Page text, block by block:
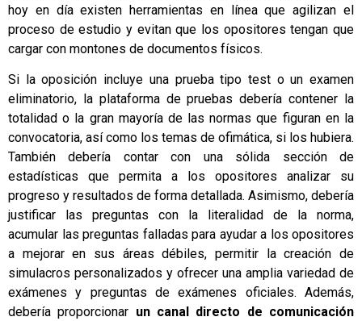
hoy en día existen herramientas en línea que agilizan el
proceso de estudio y evitan que los opositores tengan que
cargar con montones de documentos físicos.
Si la oposición incluye una prueba tipo test o un examen
eliminatorio, la plataforma de pruebas debería contener la
totalidad o la gran mayoría de las normas que figuran en la
convocatoria, así como los temas de ofimática, si los hubiera.
También debería contar con una sólida sección de
estadísticas que permita a los opositores analizar su
progreso y resultados de forma detallada. Asimismo, debería
justificar las preguntas con la literalidad de la norma,
acumular las preguntas falladas para ayudar a los opositores
a mejorar en sus áreas débiles, permitir la creación de
simulacros personalizados y ofrecer una amplia variedad de
exámenes y preguntas de exámenes oficiales. Además,
debería proporcionar un canal directo de comunicación